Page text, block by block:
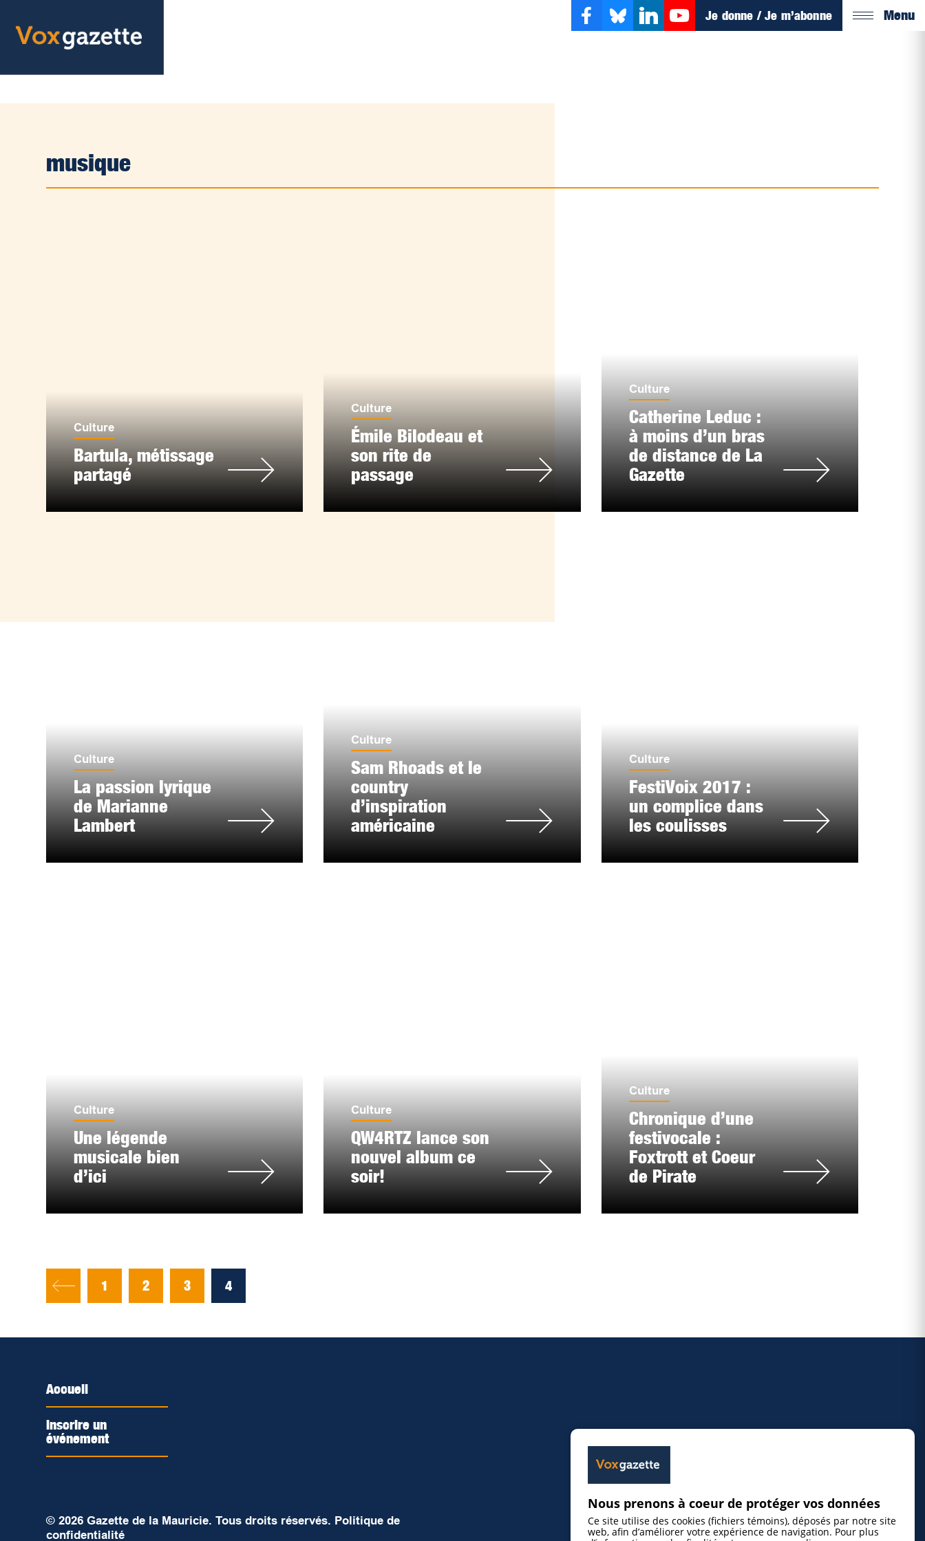
Je donne / Je m’abonne Menu
musique
Culture
Bartula, métissage
partagé
Culture
Émile Bilodeau et
son rite de
passage
Culture
Catherine Leduc :
à moins d’un bras
de distance de La
Gazette
Culture
La passion lyrique
de Marianne
Lambert
Culture
Sam Rhoads et le
country
d’inspiration
américaine
Culture
FestiVoix 2017 :
un complice dans
les coulisses
Culture
Une légende
musicale bien
d’ici
Culture
QW4RTZ lance son
nouvel album ce
soir!
Culture
Chronique d’une
festivocale :
Foxtrott et Coeur
de Pirate
1 2 3 4
Accueil
Inscrire un
événement
© 2026 Gazette de la Mauricie. Tous droits réservés. Politique de
confidentialité
Nous prenons à coeur de protéger vos données
Ce site utilise des cookies (fichiers témoins), déposés par notre site
web, afin d’améliorer votre expérience de navigation. Pour plus